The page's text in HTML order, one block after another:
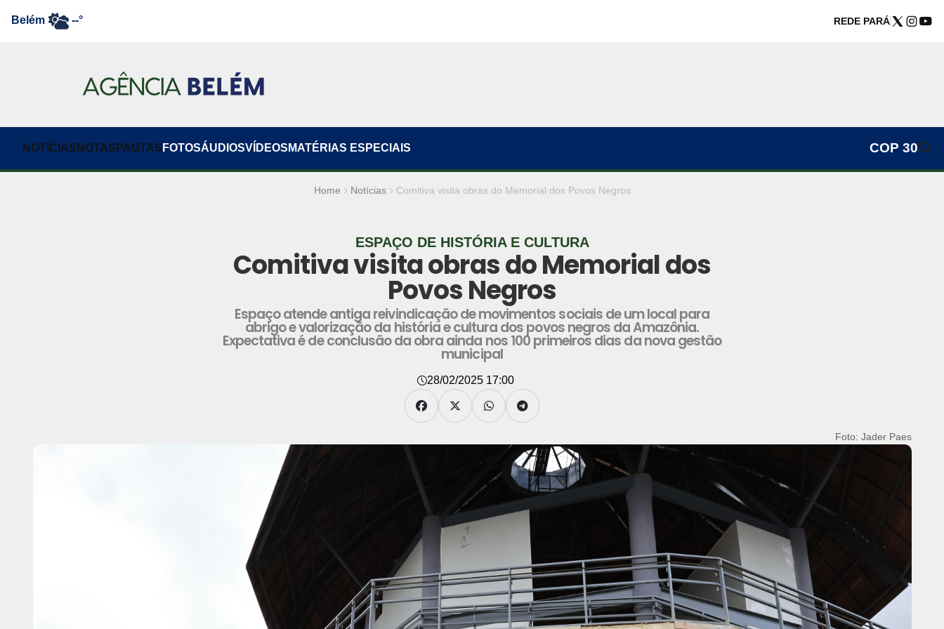
Belém --° REDE PARÁ
NOTÍCIAS NOTAS PAUTAS FOTOSÁUDIOSVÍDEOS MATÉRIAS ESPECIAIS COP 30
Home Notícias Comitiva visita obras do Memorial dos Povos Negros
ESPAÇO DE HISTÓRIA E CULTURA
Comitiva visita obras do Memorial dos
Povos Negros
Espaço atende antiga reivindicação de movimentos sociais de um local para
abrigo e valorização da história e cultura dos povos negros da Amazônia.
Expectativa é de conclusão da obra ainda nos 100 primeiros dias da nova gestão
municipal
28/02/2025 17:00
Foto: Jader Paes